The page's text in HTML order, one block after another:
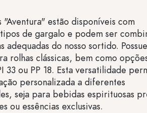
"Aventura" estão disponíveis com
de gargalo e podem ser
adequadas do nosso sortido.
rolhas clássicas, bem como
33 ou PP 18. Esta versatilidade
personalizada a diferentes
seja para bebidas espirituosas
ou essências exclusivas.